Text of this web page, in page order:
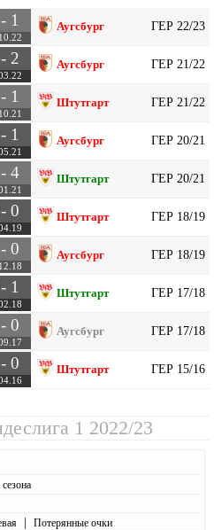
1 Аугсбург ГЕР 22/23
2 Аугсбург ГЕР 21/22
1 Штутгарт ГЕР 21/22
1 Аугсбург ГЕР 20/21
4 Штутгарт ГЕР 20/21
0 Штутгарт ГЕР 18/19
0 Аугсбург ГЕР 18/19
1 Штутгарт ГЕР 17/18
0 Аугсбург ГЕР 17/18
0 Штутгарт ГЕР 15/16
1 2022/23
| Потерянные очки